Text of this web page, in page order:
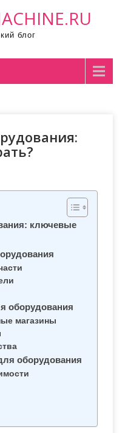
блог
ключевые
оборудования
магазины
оборудования